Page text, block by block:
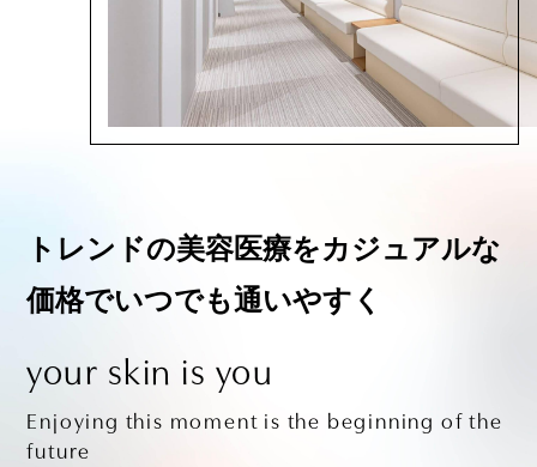
トレンドの美容医療をカジュアルな
価格でいつでも通いやすく
your skin is you
Enjoying this moment is the beginning of the
future